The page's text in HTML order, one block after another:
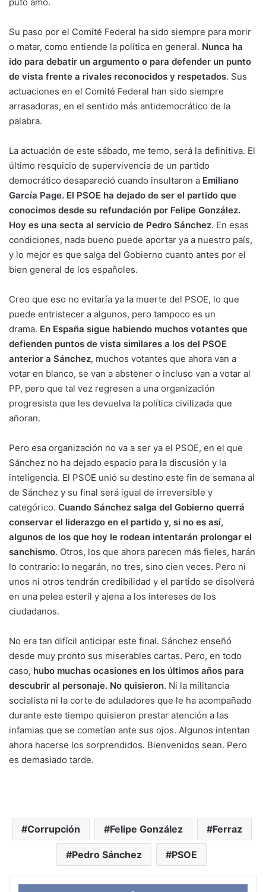
Su paso por el Comité Federal ha sido siempre para morir
o matar, como entiende la política en general. Nunca ha
ido para debatir un argumento o para defender un punto
de vista frente a rivales reconocidos y respetados. Sus
actuaciones en el Comité Federal han sido siempre
arrasadoras, en el sentido más antidemocrático de la
palabra.
La actuación de este sábado, me temo, será la definitiva. El
último resquicio de supervivencia de un partido
democrático desapareció cuando insultaron a Emiliano
García Page. El PSOE ha dejado de ser el partido que
conocimos desde su refundación por Felipe González.
Hoy es una secta al servicio de Pedro Sánchez. En esas
condiciones, nada bueno puede aportar ya a nuestro país,
y lo mejor es que salga del Gobierno cuanto antes por el
bien general de los españoles.
Creo que eso no evitaría ya la muerte del PSOE, lo que
puede entristecer a algunos, pero tampoco es un
drama. En España sigue habiendo muchos votantes que
defienden puntos de vista similares a los del PSOE
anterior a Sánchez, muchos votantes que ahora van a
votar en blanco, se van a abstener o incluso van a votar al
PP, pero que tal vez regresen a una organización
progresista que les devuelva la política civilizada que
añoran.
Pero esa organización no va a ser ya el PSOE, en el que
Sánchez no ha dejado espacio para la discusión y la
inteligencia. El PSOE unió su destino este fin de semana al
de Sánchez y su final será igual de irreversible y
categórico. Cuando Sánchez salga del Gobierno querrá
conservar el liderazgo en el partido y, si no es así,
algunos de los que hoy le rodean intentarán prolongar el
sanchismo. Otros, los que ahora parecen más fieles, harán
lo contrario: lo negarán, no tres, sino cien veces. Pero ni
unos ni otros tendrán credibilidad y el partido se disolverá
en una pelea esteril y ajena a los intereses de los
ciudadanos.
No era tan difícil anticipar este final. Sánchez enseñó
desde muy pronto sus miserables cartas. Pero, en todo
caso, hubo muchas ocasiones en los últimos años para
descubrir al personaje. No quisieron. Ni la militancia
socialista ni la corte de aduladores que le ha acompañado
durante este tiempo quisieron prestar atención a las
infamias que se cometían ante sus ojos. Algunos intentan
ahora hacerse los sorprendidos. Bienvenidos sean. Pero
es demasiado tarde.
Corrupción Felipe González Ferraz
Pedro Sánchez PSOE